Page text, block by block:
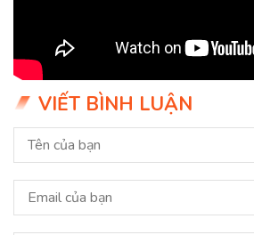
VIẾT BÌNH LUẬN